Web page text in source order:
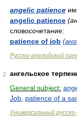
angelic patience
angelic patience
словосочетание:
patience of job
Русско-английский
2
ангельское
General subject:
Job patience of a
Универсальный